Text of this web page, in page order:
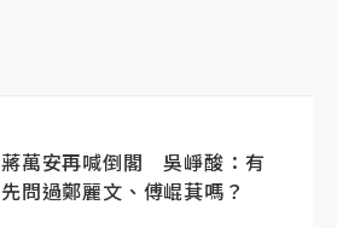
蔣萬安再喊倒閣 吳崢酸：有
先問過鄭麗文、傅崐萁嗎？